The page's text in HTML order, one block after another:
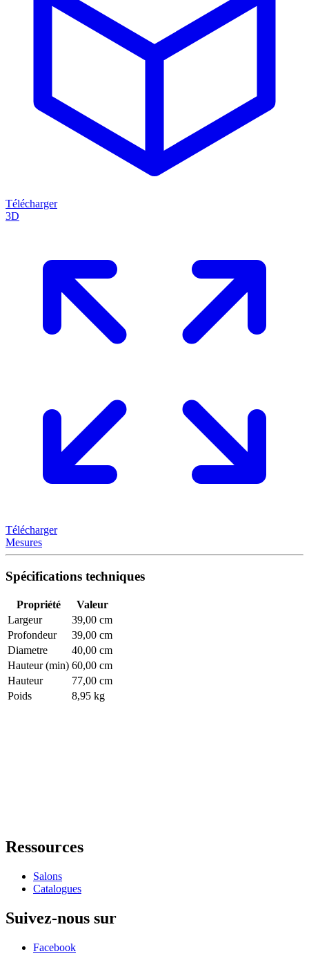
Télécharger
3D
Télécharger
Mesures
Spécifications techniques
Propriété
Valeur
Largeur
39,00 cm
Profondeur
39,00 cm
Diametre
40,00 cm
Hauteur (min) 60,00 cm
Hauteur
77,00 cm
Poids
8,95 kg
Ressources
Salons
Catalogues
Suivez-nous sur
Facebook